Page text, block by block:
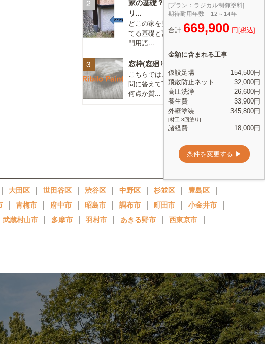
家の基礎？地面近くのコンク
リ...
どこの家を見ても、 地面に接し
てる基礎と言う部分ですか？（専
門用語...
窓枠(窓廻り)のコーキング打...
こちらでは、直接塗装店さんが質
問に答えて下さるということで、
何点か質...
｜ 大田区 ｜ 世田谷区 ｜ 渋谷区 ｜ 中野区 ｜ 杉並区 ｜ 豊島区 ｜
｜ 青梅市 ｜ 府中市 ｜ 昭島市 ｜ 調布市 ｜ 町田市 ｜ 小金井市 ｜
武蔵村山市 ｜ 多摩市 ｜ 羽村市 ｜ あきる野市 ｜ 西東京市 ｜